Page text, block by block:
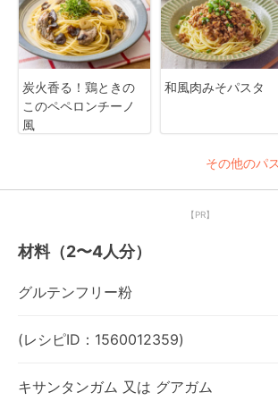
炭火香る！鶏ときの
このペペロンチーノ
風
和風肉みそパスタ
その他のパ
【PR】
材料（2〜4人分）
グルテンフリー粉
(レシピID：1560012359)
キサンタンガム 又は グアガム